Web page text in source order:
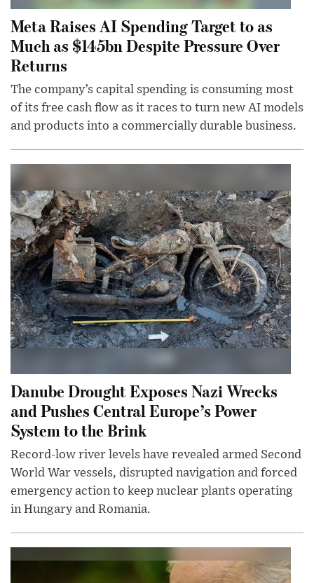
Meta Raises AI Spending Target to as
Much as $145bn Despite Pressure Over
Returns
The company’s capital spending is consuming most
of its free cash flow as it races to turn new AI models
and products into a commercially durable business.
Danube Drought Exposes Nazi Wrecks
and Pushes Central Europe’s Power
System to the Brink
Record-low river levels have revealed armed Second
World War vessels, disrupted navigation and forced
emergency action to keep nuclear plants operating
in Hungary and Romania.